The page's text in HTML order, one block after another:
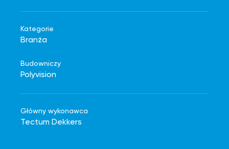
Kategorie
Branża
Budowniczy
Polyvision
Główny wykonawca
Tectum Dekkers